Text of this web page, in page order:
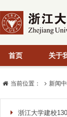
首页 关于
当前位置： 新闻
浙江大学建校